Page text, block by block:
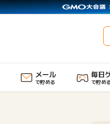
メール
で貯める
毎日
で貯め